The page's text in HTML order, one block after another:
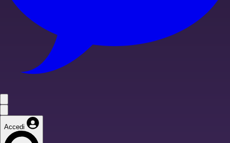
Accedi